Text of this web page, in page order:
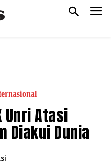
Unri Atasi
Diakui Dunia